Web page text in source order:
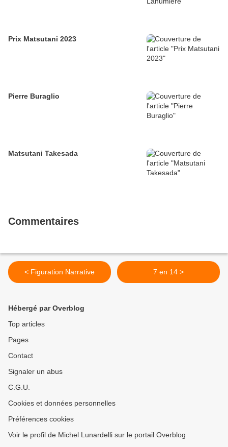
Prix Matsutani 2023
Pierre Buraglio
Matsutani Takesada
Commentaires
< Figuration Narrative 7 en 14 >
Hébergé par Overblog
Top articles
Pages
Contact
Signaler un abus
C.G.U.
Cookies et données personnelles
Préférences cookies
Voir le profil de Michel Lunardelli sur le portail Overblog